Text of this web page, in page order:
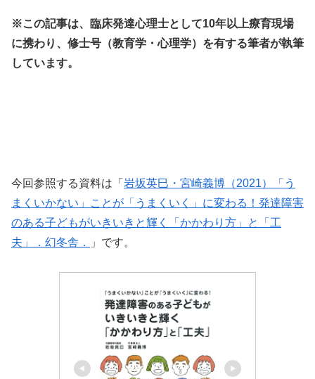
※この記事は、臨床発達心理士として10年以上療育現場
に携わり、修士号（教育学・心理学）を有する筆者が執筆
しています。
今回参照する資料は「 岩坂英巳・宮崎義博（2021）「う
まくいかない」ことが「うまくいく」に変わる！発達障害
のある子どもがいきいきと輝く「かかわり方」と「工
夫」．幻冬舎．
」です。